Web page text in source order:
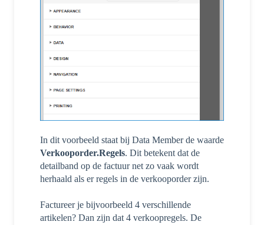
In dit voorbeeld staat bij Data Member de waarde
Verkooporder.Regels. Dit betekent dat de
detailband op de factuur net zo vaak wordt
herhaald als er regels in de verkooporder zijn.
Factureer je bijvoorbeeld 4 verschillende
artikelen? Dan zijn dat 4 verkoopregels. De